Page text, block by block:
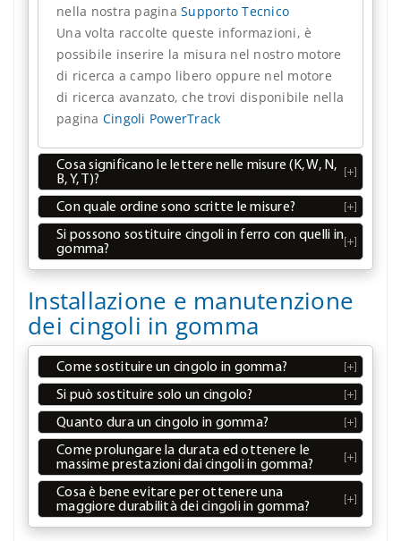
nella nostra pagina Supporto Tecnico
Una volta raccolte queste informazioni, è
possibile inserire la misura nel nostro motore
di ricerca a campo libero oppure nel motore
di ricerca avanzato, che trovi disponibile nella
pagina Cingoli PowerTrack
Cosa significano le lettere nelle misure (K, W, N,
B, Y, T)?
Con quale ordine sono scritte le misure?
Si possono sostituire cingoli in ferro con quelli in
gomma?
Installazione e manutenzione
dei cingoli in gomma
Come sostituire un cingolo in gomma?
Si può sostituire solo un cingolo?
Quanto dura un cingolo in gomma?
Come prolungare la durata ed ottenere le
massime prestazioni dai cingoli in gomma?
Cosa è bene evitare per ottenere una
maggiore durabilità dei cingoli in gomma?